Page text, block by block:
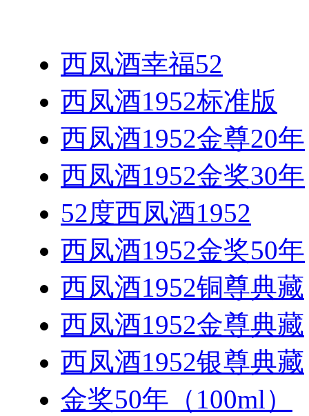
西凤酒幸福52
西凤酒1952标准版
西凤酒1952金尊20年
西凤酒1952金奖30年
52度西凤酒1952
西凤酒1952金奖50年
西凤酒1952铜尊典藏
西凤酒1952金尊典藏
西凤酒1952银尊典藏
金奖50年（100ml）